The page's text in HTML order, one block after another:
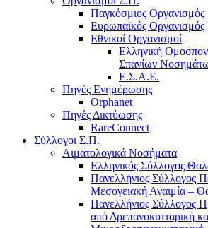
Παγκόσμιος Οργανισμός
Ευρωπαϊκός Οργανισμός
Εθνικοί Οργανισμοί
Ελληνική
Σπανίων
Ε.Σ.Α.Ε.
Πηγές Ενημέρωσης
Orphanet
Πηγές Δικτύωσης
RareConnect
Σύλλογοι Σ.Π.
Αιματολογικά Νοσήματα
Ελληνικός Σύλλογος
Πανελλήνιος Σύλλογος
Μεσογειακή Αναιμία –
Πανελλήνιος Σύλλογος
από Δρεπανοκυτταρική